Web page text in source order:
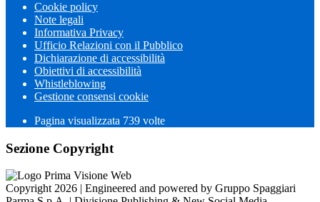
Cookie policy
Note legali
Informativa Privacy
Ufficio Relazioni con il Pubblico
Dichiarazione di accessibilità
Obiettivi di accessibilità
Whistleblowing
Gestione consensi cookie
Pagina visualizzata 739 volte
Sezione Copyright
Copyright 2026 | Engineered and powered by Gruppo Spaggiari